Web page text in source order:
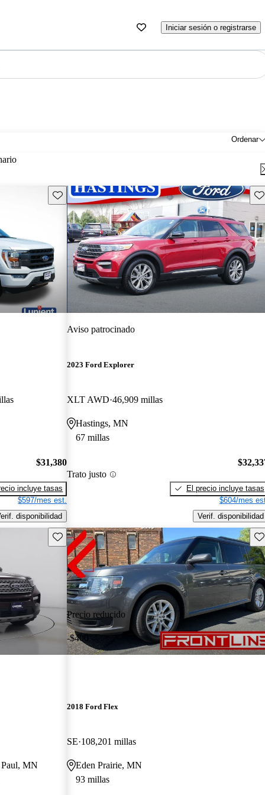
Iniciar sesión o registrarse
Ordenar
Guarda este Aviso
$31,380
incluye tasas
$597/mes est.
disponibilidad
Aviso patrocinado
2023 Ford Explorer
XLT AWD 46,909 millas
Hastings, MN
67 millas
Trato justo
El precio incluye tasas
$604/mes
Verif. disponibilidad
Guarda este Aviso
Paul, MN
Precio reducido
-$400
2018 Ford Flex
SE 108,201 millas
Eden Prairie, MN
93 millas